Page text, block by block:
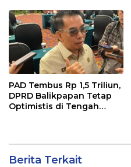
PAD Tembus Rp 1,5 Triliun,
DPRD Balikpapan Tetap
Optimistis di Tengah
Berita Terkait